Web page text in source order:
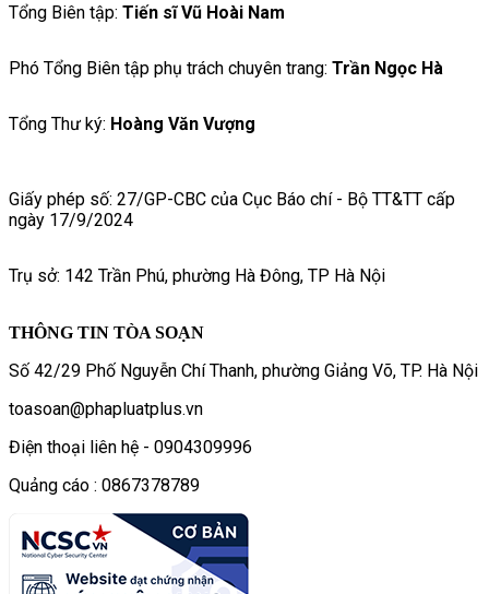
Tổng Biên tập: Tiến sĩ Vũ Hoài Nam
Phó Tổng Biên tập phụ trách chuyên trang: Trần Ngọc Hà
Tổng Thư ký: Hoàng Văn Vượng
Giấy phép số: 27/GP-CBC của Cục Báo chí - Bộ TT&TT cấp
ngày 17/9/2024
Trụ sở: 142 Trần Phú, phường Hà Đông, TP Hà Nội
THÔNG TIN TÒA SOẠN
Số 42/29 Phố Nguyễn Chí Thanh, phường Giảng Võ, TP. Hà Nội
toasoan@phapluatplus.vn
Điện thoại liên hệ - 0904309996
Quảng cáo : 0867378789